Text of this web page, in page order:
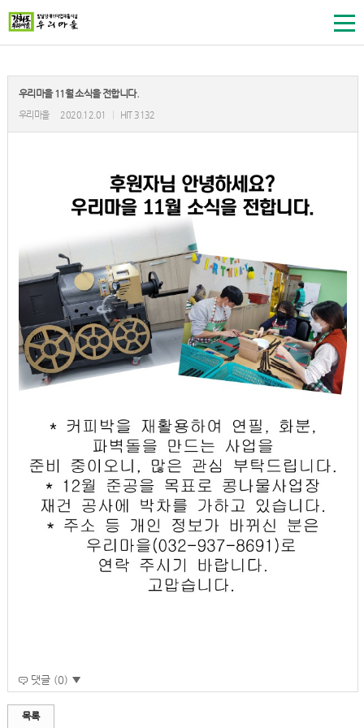
우리마을 11월 소식을 전합니다.
우리마을 2020.12.01 HIT 3132
댓글 (0) ▼
목록